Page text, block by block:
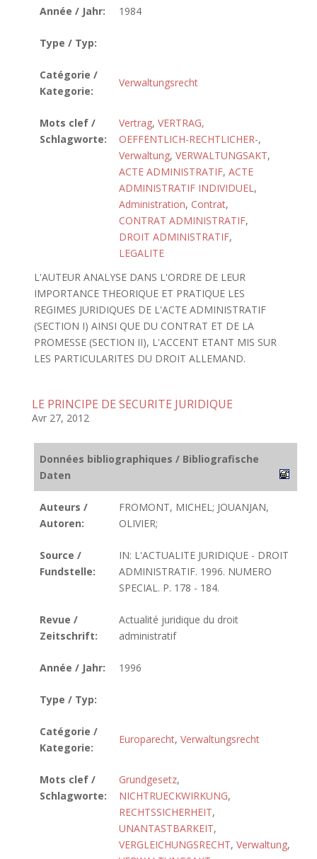
Année / Jahr: 1984
Type / Typ:
Catégorie /
Kategorie:
Verwaltungsrecht
Mots clef /
Schlagworte:
Vertrag, VERTRAG,
OEFFENTLICH-RECHTLICHER-,
Verwaltung, VERWALTUNGSAKT,
ACTE ADMINISTRATIF, ACTE
ADMINISTRATIF INDIVIDUEL,
Administration, Contrat,
CONTRAT ADMINISTRATIF,
DROIT ADMINISTRATIF,
LEGALITE
L'AUTEUR ANALYSE DANS L'ORDRE DE LEUR
IMPORTANCE THEORIQUE ET PRATIQUE LES
REGIMES JURIDIQUES DE L'ACTE ADMINISTRATIF
(SECTION I) AINSI QUE DU CONTRAT ET DE LA
PROMESSE (SECTION II), L'ACCENT ETANT MIS SUR
LES PARTICULARITES DU DROIT ALLEMAND.
LE PRINCIPE DE SECURITE JURIDIQUE
Avr 27, 2012
Données bibliographiques / Bibliografische
Daten
Auteurs /
Autoren:
FROMONT, MICHEL; JOUANJAN,
OLIVIER;
Source /
Fundstelle:
IN: L'ACTUALITE JURIDIQUE - DROIT
ADMINISTRATIF. 1996. NUMERO
SPECIAL. P. 178 - 184.
Revue /
Zeitschrift:
Actualité juridique du droit
administratif
Année / Jahr: 1996
Type / Typ:
Catégorie /
Kategorie:
Europarecht, Verwaltungsrecht
Mots clef /
Schlagworte:
Grundgesetz,
NICHTRUECKWIRKUNG,
RECHTSSICHERHEIT,
UNANTASTBARKEIT,
VERGLEICHUNGSRECHT, Verwaltung,